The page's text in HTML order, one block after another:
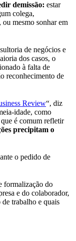
demissão: estar
colega,
mesmo sonhar em
de negócios e
dos casos, o
à falta de
reconhecimento de
Review“, diz
idade, como
é comum refletir
precipitam o
o pedido de
formalização do
e do colaborador,
trabalho e quais